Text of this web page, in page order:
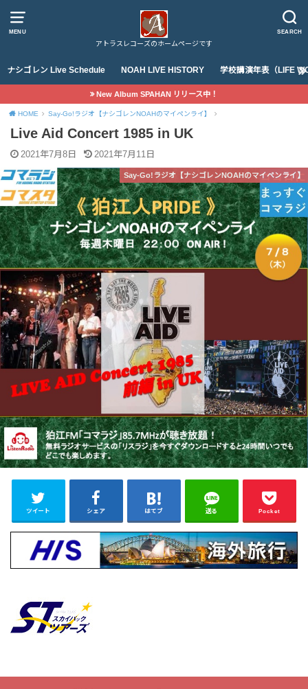
MENU SEARCH
アトラスレコーズのホームページです
ナシゴレン Live Schedule NOAH LIVE HISTORY 学校講演年表（LIFE
New Album SPAHAN リリース中！
HOME Say-Go!ラジオ【ナシゴレンNOAHのマイペンライ】
Live Aid Concert 1985 in UK
2021年7月8日 2021年7月11日
Say-Go!ラジオ【ナシゴレンNOAHのマイペンライ】
ツイート シェア はてブ 送る Pocket